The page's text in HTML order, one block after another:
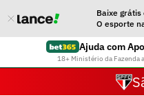
Baixe grátis
O esporte
Ajuda com
18+ Ministério da Fazenda